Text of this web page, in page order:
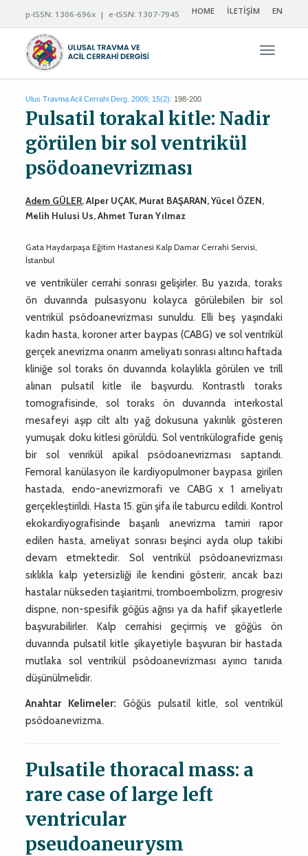
p-ISSN: 1306-696x | e-ISSN: 1307-7945 HOME İLETİŞİM EN
Ulus Travma Acil Cerrahi Derg. 2009; 15(2): 198-200
Pulsatil torakal kitle: Nadir
görülen bir sol ventrikül
psödoanevrizması
Adem GÜLER, Alper UÇAK, Murat BAŞARAN, Yücel ÖZEN,
Melih Hulusi Us, Ahmet Turan Yılmaz
Gata Haydarpaşa Eğitim Hastanesi Kalp Damar Cerrahi Servisi,
İstanbul
ve ventriküler cerrahi sonrası gelişirler. Bu yazıda, toraks
ön duvarında pulsasyonu kolayca görülebilen bir sol
ventrikül psödoanevrizması sunuldu. Elli beş yaşındaki
kadın hasta, koroner arter baypas (CABG) ve sol ventrikül
gerçek anevrizma onarım ameliyatı sonrası altıncı haftada
kliniğe sol toraks ön duvarında kolaylıkla görülen ve trill
alınan pulsatil kitle ile başvurdu. Kontrastlı toraks
tomografisinde, sol toraks ön duvarında interkostal
mesafeyi aşıp cilt altı yağ dokusuna yakınlık gösteren
yumuşak doku kitlesi görüldü. Sol ventrikülografide geniş
bir sol venrikül apikal psödoanevrizması saptandı.
Femoral kanülasyon ile kardiyopulmoner baypasa girilen
hastada, endo-anevrizmorafi ve CABG x 1 ameliyatı
gerçekleştirildi. Hasta 15. gün şifa ile taburcu edildi. Kontrol
ekokardiyografisinde başarılı anevrizma tamiri rapor
edilen hasta, ameliyat sonrası beşinci ayda olup takibi
devam etmektedir. Sol ventrikül psödoanevrizması
sıklıkla kalp yetersizliği ile kendini gösterir, ancak bazı
hastalar nükseden taşiaritmi, tromboembolizm, progresiv
dispne, non-spesifik göğüs ağrısı ya da hafif şikayetlerle
başvurabilirler. Kalp cerrahisi geçirmiş ve göğüs ön
duvarında pulsatil kitle şikayetiyle başvuran bir hastada
mutlaka sol ventrikül psödoanevrizması ayırıcı tanıda
düşünülmelidir.
Anahtar Kelimeler: Göğüs pulsatil kitle, sol ventrikül
psödoanevrizma.
Pulsatile thoracal mass: a
rare case of large left
ventricular
pseudoaneurysm